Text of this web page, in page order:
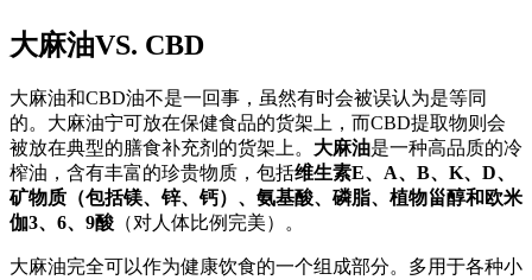
大麻油VS. CBD
大麻油和CBD油不是一回事，虽然有时会被误认为是等同
的。大麻油宁可放在保健食品的货架上，而CBD提取物则会
被放在典型的膳食补充剂的货架上。 大麻油是一种高品质的冷
榨油，含有丰富的珍贵物质，包括维生素E、A、B、K、D、
矿物质（包括镁、锌、钙）、氨基酸、磷脂、植物甾醇和欧米
伽3、6、9酸 （对人体比例完美）。
大麻油完全可以作为健康饮食的一个组成部分。多用于各种小